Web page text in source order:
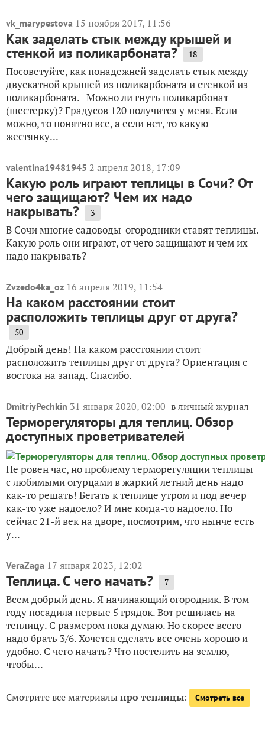
vk_marypestova 15 ноября 2017, 11:56
Как заделать стык между крышей и
стенкой из поликарбоната? 18
Посоветуйте, как понадежней заделать стык между
двускатной крышей из поликарбоната и стенкой из
поликарбоната. Можно ли гнуть поликарбонат
(шестерку)? Градусов 120 получится у меня. Если
можно, то понятно все, а если нет, то какую
жестянку...
valentina19481945 2 апреля 2018, 17:09
Какую роль играют теплицы в Сочи? От
чего защищают? Чем их надо
накрывать? 3
В Сочи многие садоводы-огородники ставят теплицы.
Какую роль они играют, от чего защищают и чем их
надо накрывать?
Zvzedo4ka_oz 16 апреля 2019, 11:54
На каком расстоянии стоит
расположить теплицы друг от друга?
50
Добрый день! На каком расстоянии стоит
расположить теплицы друг от друга? Ориентация с
востока на запад. Спасибо.
DmitriyPechkin 31 января 2020, 02:00 в личный журнал
Терморегуляторы для теплиц. Обзор
доступных проветривателей
Не ровен час, но проблему терморегуляции теплицы
с любимыми огурцами в жаркий летний день надо
как-то решать! Бегать к теплице утром и под вечер
как-то уже надоело? И мне когда-то надоело. Но
сейчас 21-й век на дворе, посмотрим, что нынче есть
у...
VeraZaga 17 января 2023, 12:02
Теплица. С чего начать? 7
Всем добрый день. Я начинающий огородник. В том
году посадила первые 5 грядок. Вот решилась на
теплицу. С размером пока думаю. Но скорее всего
надо брать 3/6. Хочется сделать все очень хорошо и
удобно. С чего начать? Что постелить на землю,
чтобы...
Смотрите все материалыпро теплицы: Смотреть все